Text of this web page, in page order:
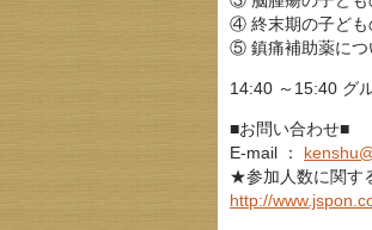
④ 終末期の子ども
⑤ 鎮痛補助薬につ
14:40 ～15:40 グ
■お問い合わせ■
E-mail ：
★参加人数に関す
http://